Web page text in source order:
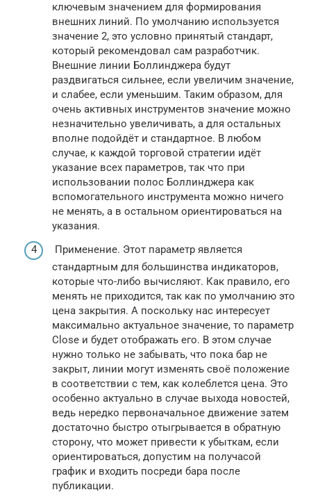
ключевым значением для формирования
внешних линий. По умолчанию используется
значение 2, это условно принятый стандарт,
который рекомендовал сам разработчик.
Внешние линии Боллинджера будут
раздвигаться сильнее, если увеличим значение,
и слабее, если уменьшим. Таким образом, для
очень активных инструментов значение можно
незначительно увеличивать, а для остальных
вполне подойдёт и стандартное. В любом
случае, к каждой торговой стратегии идёт
указание всех параметров, так что при
использовании полос Боллинджера как
вспомогательного инструмента можно ничего
не менять, а в остальном ориентироваться на
указания.
Применение. Этот параметр является
стандартным для большинства индикаторов,
которые что-либо вычисляют. Как правило, его
менять не приходится, так как по умолчанию это
цена закрытия. А поскольку нас интересует
максимально актуальное значение, то параметр
Close и будет отображать его. В этом случае
нужно только не забывать, что пока бар не
закрыт, линии могут изменять своё положение
в соответствии с тем, как колеблется цена. Это
особенно актуально в случае выхода новостей,
ведь нередко первоначальное движение затем
достаточно быстро отыгрывается в обратную
сторону, что может привести к убыткам, если
ориентироваться, допустим на получасой
график и входить посреди бара после
публикации.